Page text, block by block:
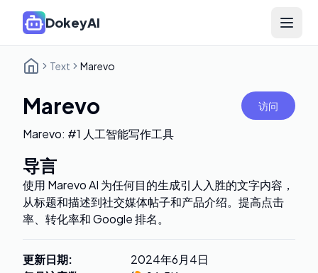
DokeyAI Open
Text Marevo
Marevo 访问
Marevo: #1 人工智能写作工具
导言
使用 Marevo AI 为任何目的生成引人入胜的文字内容，
从标题和描述到社交媒体帖子和产品介绍。提高点击
率、转化率和 Google 排名。
更新日期:
2024年6月4日